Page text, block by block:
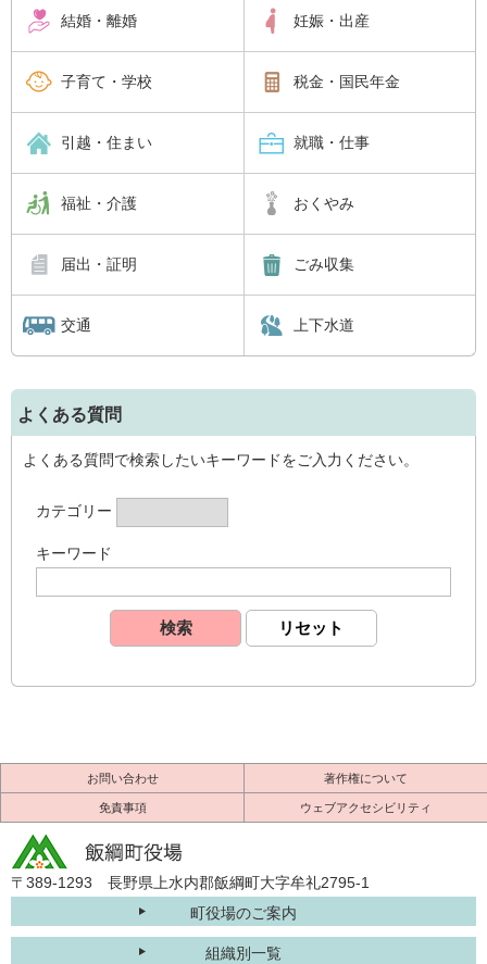
結婚・離婚 妊娠・出産
子育て・学校 税金・国民年金
引越・住まい 就職・仕事
福祉・介護 おくやみ
届出・証明 ごみ収集
交通 上下水道
よくある質問
よくある質問で検索したいキーワードをご入力ください。
カテゴリー
キーワード
お問い合わせ 著作権について
免責事項 ウェブアクセシビリティ
〒389-1293 長野県上水内郡飯綱町大字牟礼2795-1
町役場のご案内
組織別一覧